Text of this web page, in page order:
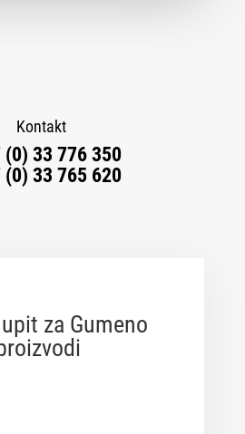
Kontakt
(0) 33 776 350
(0) 33 765 620
za Gumeno